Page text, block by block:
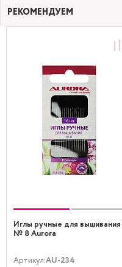
РЕКОМЕНДУЕМ
Иглы ручные для вышивания
№ 8 Aurora
Артикул:AU-234